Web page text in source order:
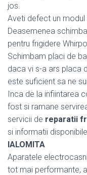
jos.
Aveti defect un
Deasemenea
pentru frigidere
Schimbam placi de
daca vi s-a ars placa
este suficient sa ne
Inca de la infiintarea
fost si ramane
servicii de reparatii
si informatii
IALOMITA
Aparatele
tot mai performante,